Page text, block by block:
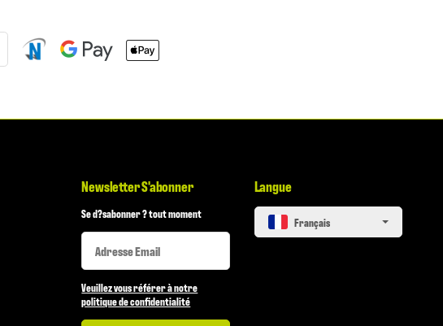
Newsletter S'abonner
Se d?sabonner ? tout moment
Newsletter S'abonner
Newsletter S'abonner
Veuillez vous référer à notre
politique de confidentialité
Langue
français